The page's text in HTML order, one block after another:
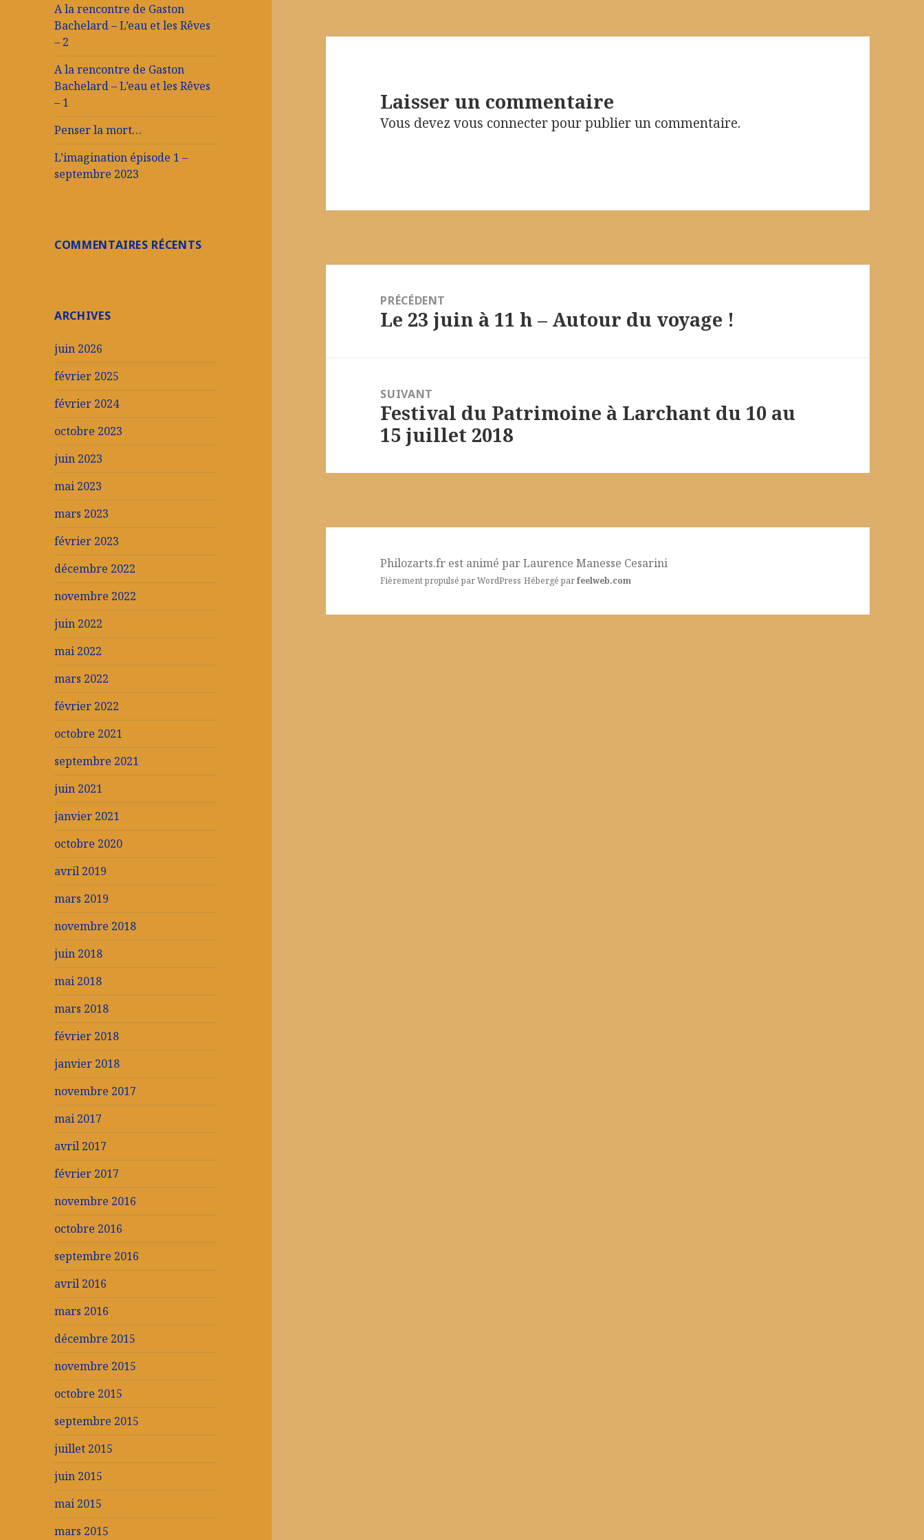
A la rencontre de Gaston
Bachelard – L’eau et les Rêves
– 2
A la rencontre de Gaston
Bachelard – L’eau et les Rêves
– 1
Penser la mort…
L’imagination épisode 1 –
septembre 2023
COMMENTAIRES RÉCENTS
ARCHIVES
juin 2026
février 2025
février 2024
octobre 2023
juin 2023
mai 2023
mars 2023
février 2023
décembre 2022
novembre 2022
juin 2022
mai 2022
mars 2022
février 2022
octobre 2021
septembre 2021
juin 2021
janvier 2021
octobre 2020
avril 2019
mars 2019
novembre 2018
juin 2018
mai 2018
mars 2018
février 2018
janvier 2018
novembre 2017
mai 2017
avril 2017
février 2017
novembre 2016
octobre 2016
septembre 2016
avril 2016
mars 2016
décembre 2015
novembre 2015
octobre 2015
septembre 2015
juillet 2015
juin 2015
mai 2015
mars 2015
Laisser un commentaire
Vous devezvous connecterpour publier un commentaire.
l’article
PRÉCÉDENT
Article
Le 23 juin à 11 h – Autour du voyage !
SUIVANT
Article
suivant :
Festival du Patrimoine à Larchant du 10 au
15 juillet 2018
Philozarts.fr est animé parLaurence Manesse Cesarini
Fièrement propulsé par WordPress Hébergé parfeelweb.com